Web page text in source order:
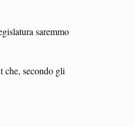
saremmo
che, secondo gli